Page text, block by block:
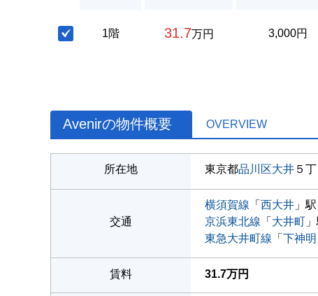
1階 31.7万円 3,000円
Avenirの物件概要 OVERVIEW
所在地 東京都品川区大井 ５丁
交通
横須賀線 「 西大井 」
京浜東北線 「 大井町
東急大井町線 「 下神明
賃料 31.7万円